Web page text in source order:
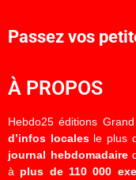
Passez vos
À PROPOS
Hebdo25 éditions
d’infos localesle plus
journal hebdomadaire
à plus de 110 000